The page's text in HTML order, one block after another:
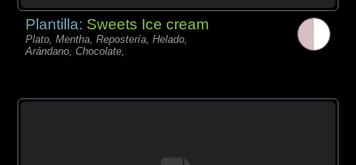
Plantilla: Sweets Ice cream
Plato, Mentha, Repostería, Helado,
Arándano, Chocolate,